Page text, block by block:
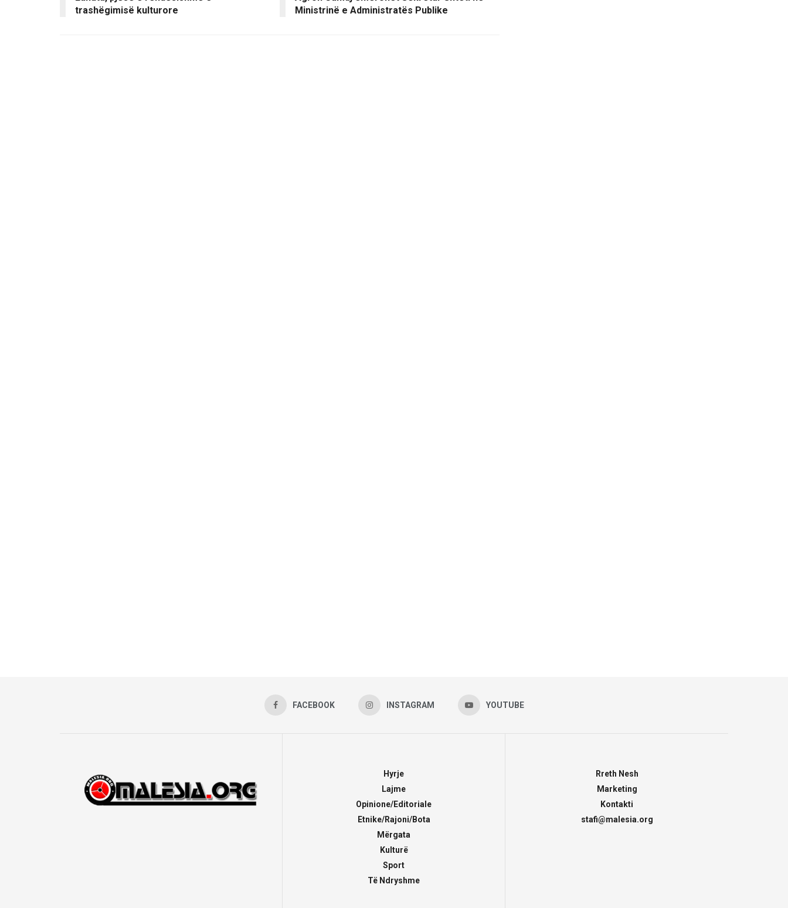
trashëgimisë kulturore
Ministrinë e Administratës Publike
FACEBOOK INSTAGRAM YOUTUBE
Hyrje
Lajme
Opinione/Editoriale
Etnike/Rajoni/Bota
Mërgata
Kulturë
Sport
Të Ndryshme
Rreth Nesh
Marketing
Kontakti
stafi@malesia.org